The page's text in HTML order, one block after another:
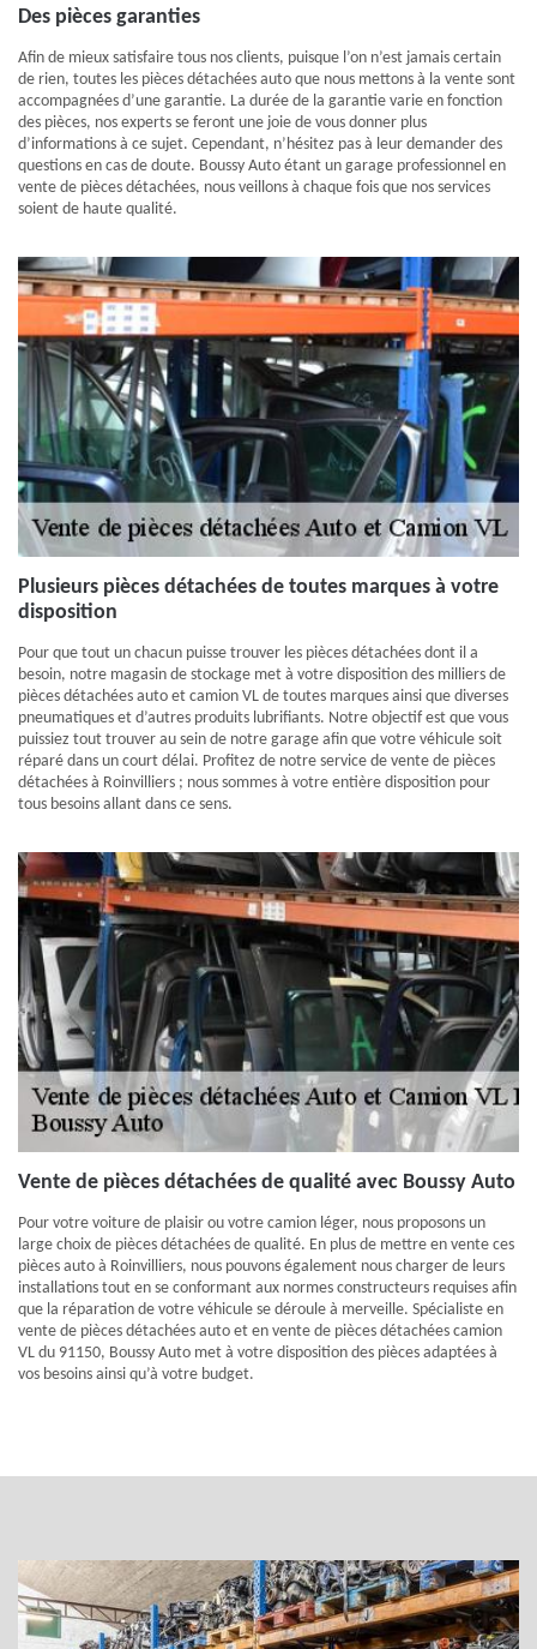
Des pièces garanties
Afin de mieux satisfaire tous nos clients, puisque l’on n’est jamais certain
de rien, toutes les pièces détachées auto que nous mettons à la vente sont
accompagnées d’une garantie. La durée de la garantie varie en fonction
des pièces, nos experts se feront une joie de vous donner plus
d’informations à ce sujet. Cependant, n’hésitez pas à leur demander des
questions en cas de doute. Boussy Auto étant un garage professionnel en
vente de pièces détachées, nous veillons à chaque fois que nos services
soient de haute qualité.
Plusieurs pièces détachées de toutes marques à votre
disposition
Pour que tout un chacun puisse trouver les pièces détachées dont il a
besoin, notre magasin de stockage met à votre disposition des milliers de
pièces détachées auto et camion VL de toutes marques ainsi que diverses
pneumatiques et d’autres produits lubrifiants. Notre objectif est que vous
puissiez tout trouver au sein de notre garage afin que votre véhicule soit
réparé dans un court délai. Profitez de notre service de vente de pièces
détachées à Roinvilliers ; nous sommes à votre entière disposition pour
tous besoins allant dans ce sens.
Vente de pièces détachées de qualité avec Boussy Auto
Pour votre voiture de plaisir ou votre camion léger, nous proposons un
large choix de pièces détachées de qualité. En plus de mettre en vente ces
pièces auto à Roinvilliers, nous pouvons également nous charger de leurs
installations tout en se conformant aux normes constructeurs requises afin
que la réparation de votre véhicule se déroule à merveille. Spécialiste en
vente de pièces détachées auto et en vente de pièces détachées camion
VL du 91150, Boussy Auto met à votre disposition des pièces adaptées à
vos besoins ainsi qu’à votre budget.